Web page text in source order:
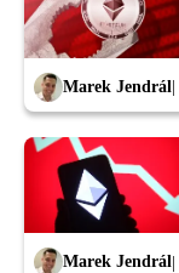
Marek Jendrál
Marek Jendrál